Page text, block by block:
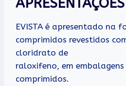
EVISTA é apresentado na
comprimidos revestidos
cloridrato de
raloxifeno, em
comprimidos.